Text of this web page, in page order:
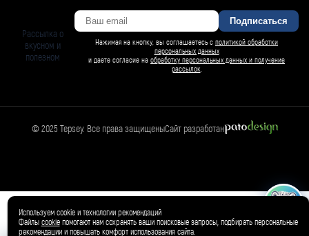
🛍️ Магазин
Товар добавлен в корзину ✓
Рассылка о
вкусном и
полезном
Подписаться
Нажимая на кнопку, вы соглашаетесь с политикой обработки
персональных данных
и даете согласие на обработку персональных данных и получение
рассылок
© 2025 Tepsey. Все права защищеныСайт разработан
Используем cookie и технологии рекомендаций
Файлы cookieпомогают нам сохранять ваши поисковые запросы, подбирать персональные
рекомендации и повышать комфорт использования сайта.
БАРСИ ИИ